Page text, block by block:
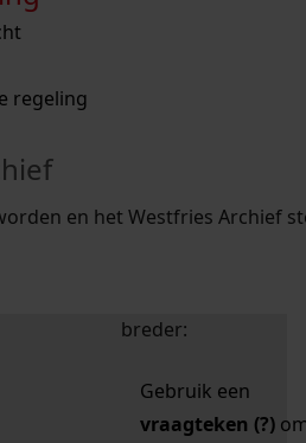
een aantal zoektips.
een aantal zoektips.
regeling
en het Westfries Archief
uw zoekopdracht te
breder:
Gebruik een
vraagteken (?)